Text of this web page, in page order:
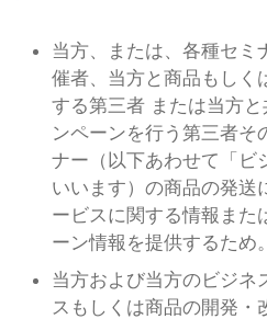
当方、または、各種セミ
催者、当方と商品もしく
する第三者 または当方
ンペーンを行う第三者そ
ナー（以下あわせて「ビ
いいます）の商品の発送
ービスに関する情報また
ーン情報を提供するため。
当方および当方のビジネ
スもしくは商品の開発・